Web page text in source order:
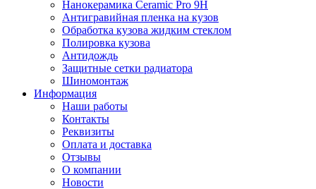
Нанокерамика Ceramic Pro 9H
Антигравийная пленка на кузов
Обработка кузова жидким стеклом
Полировка кузова
Антидождь
Защитные сетки радиатора
Шиномонтаж
Информация
Наши работы
Контакты
Реквизиты
Оплата и доставка
Отзывы
О компании
Новости